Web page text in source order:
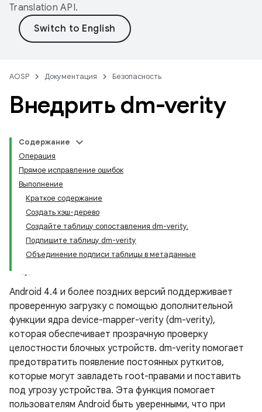
Translation API.
AOSP Документация Безопасность
Внедрить dm-verity
Содержание
Операция
Прямое исправление ошибок
Выполнение
Краткое содержание
Создать хэш-дерево
Создайте таблицу сопоставления dm-verity.
Подпишите таблицу dm-verity
Объединение подписи таблицы в метаданные
Android 4.4 и более поздних версий поддерживает
проверенную загрузку с помощью дополнительной
функции ядра device-mapper-verity (dm-verity),
которая обеспечивает прозрачную проверку
целостности блочных устройств. dm-verity помогает
предотвратить появление постоянных руткитов,
которые могут завладеть root-правами и поставить
под угрозу устройства. Эта функция помогает
пользователям Android быть уверенными, что при